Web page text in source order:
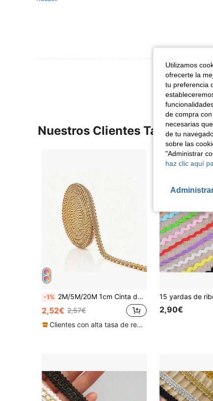
Ver Más
Nuestros Clientes También
-1% 2M/5M/20M 1cm Cinta de Encaje Dorado Tejida con Lazo DIY Hecha a Mano Tela Costura Cinta de Unión, Adecuada para Disfraces de Cosplay Accesorios Hechos a Mano
2,52€ 2,57€
Clientes con alta tasa de repetición
2,90€
Utilizamos
ofrecerte la
tu preferencia
de compra
necesarias
de tu
sobre las
"Administrar
haz clic aquí